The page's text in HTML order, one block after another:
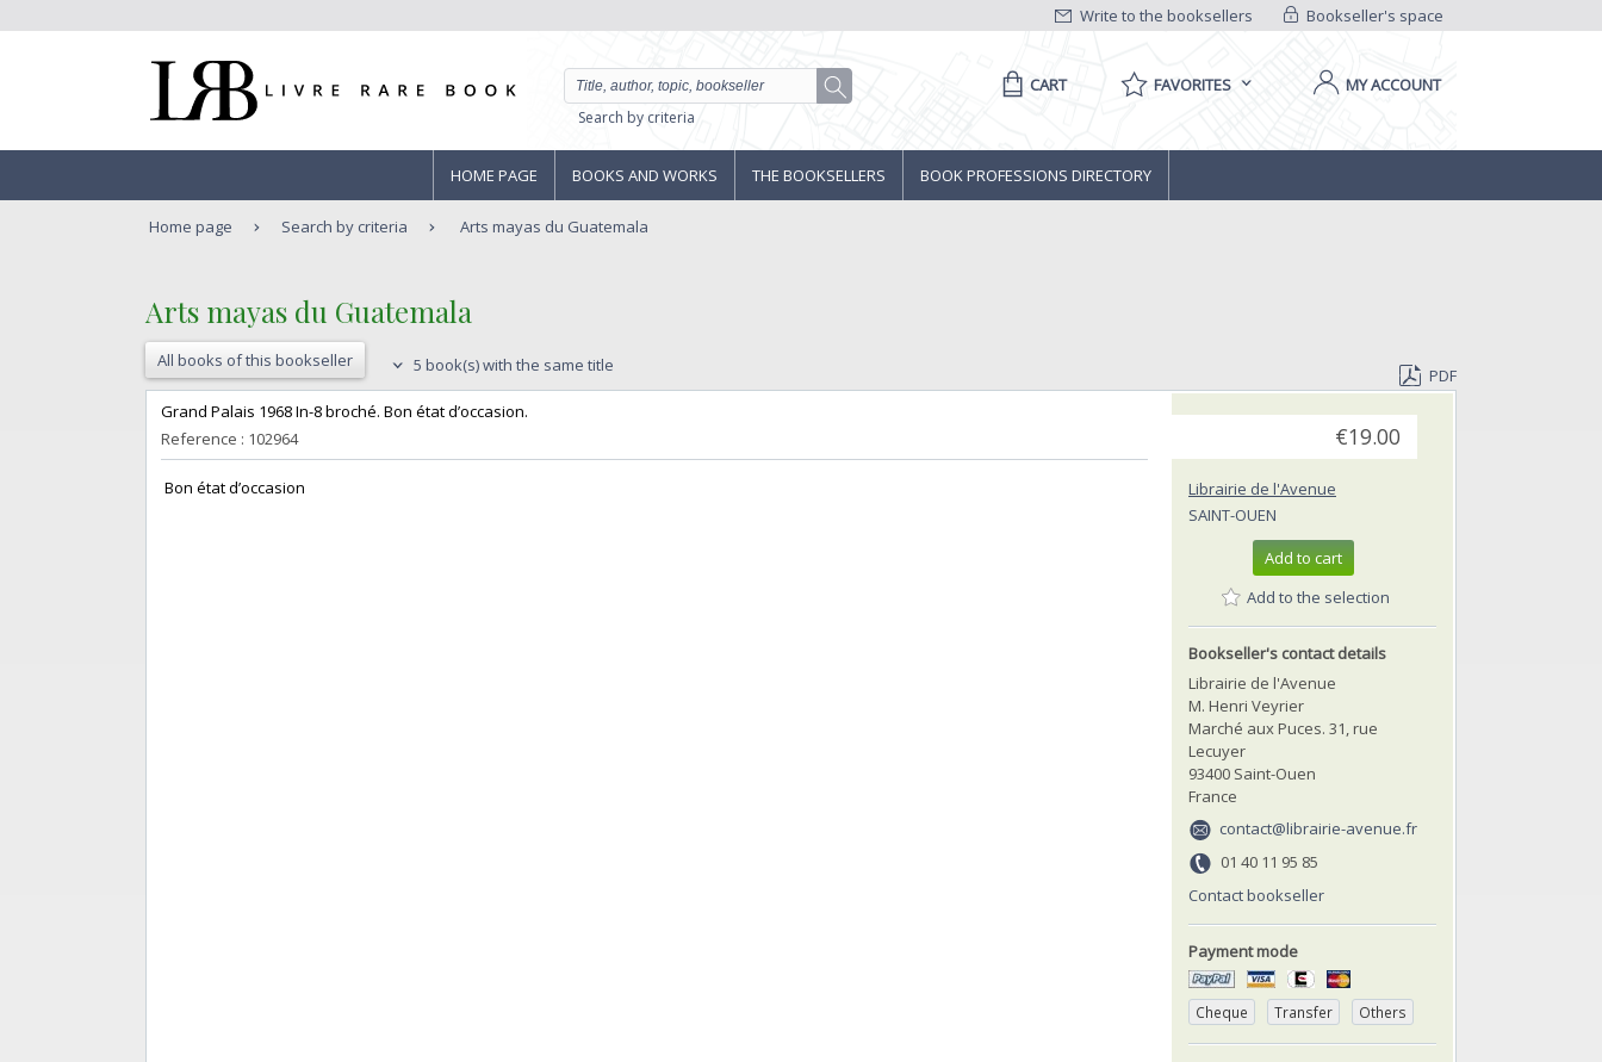
Bookseller's space
Write to the booksellers
Search by criteria
CART FAVORITES MY ACCOUNT
HOME PAGE BOOKS AND WORKS THE BOOKSELLERS BOOK PROFESSIONS DIRECTORY
Home page Search by criteria Arts mayas du Guatemala
‎Arts mayas du Guatemala‎
All books of this bookseller 5 book(s) with the same title
PDF
‎Grand Palais 1968 In-8 broché. Bon état d’occasion.‎
Reference : 102964
‎ Bon état d’occasion ‎
€19.00
Librairie de l'Avenue
SAINT-OUEN
Add to cart
Add to the selection
Bookseller's contact details
Librairie de l'Avenue
M. Henri Veyrier
Marché aux Puces. 31, rue
Lecuyer
93400 Saint-Ouen
France
contact@librairie-avenue.fr
01 40 11 95 85
Contact bookseller
Payment mode
Cheque Transfer Others